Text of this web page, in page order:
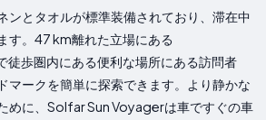
ンとタオルが標準装備されており、滞在中
す。47 km離れた立場にある
歩圏内にある便利な場所にある訪問者
マークを簡単に探索できます。より静かな
めに、Solfar Sun Voyagerは車ですぐの車